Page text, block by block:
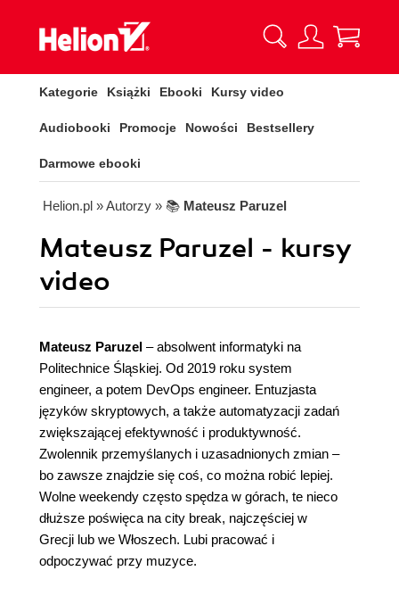
Kategorie Książki Ebooki Kursy video
Audiobooki Promocje Nowości Bestsellery
Darmowe ebooki
Helion.pl » Autorzy » 📚 Mateusz Paruzel
Mateusz Paruzel - kursy
video
Mateusz Paruzel – absolwent informatyki na
Politechnice Śląskiej. Od 2019 roku system
engineer, a potem DevOps engineer. Entuzjasta
języków skryptowych, a także automatyzacji zadań
zwiększającej efektywność i produktywność.
Zwolennik przemyślanych i uzasadnionych zmian –
bo zawsze znajdzie się coś, co można robić lepiej.
Wolne weekendy często spędza w górach, te nieco
dłuższe poświęca na city break, najczęściej w
Grecji lub we Włoszech. Lubi pracować i
odpoczywać przy muzyce.